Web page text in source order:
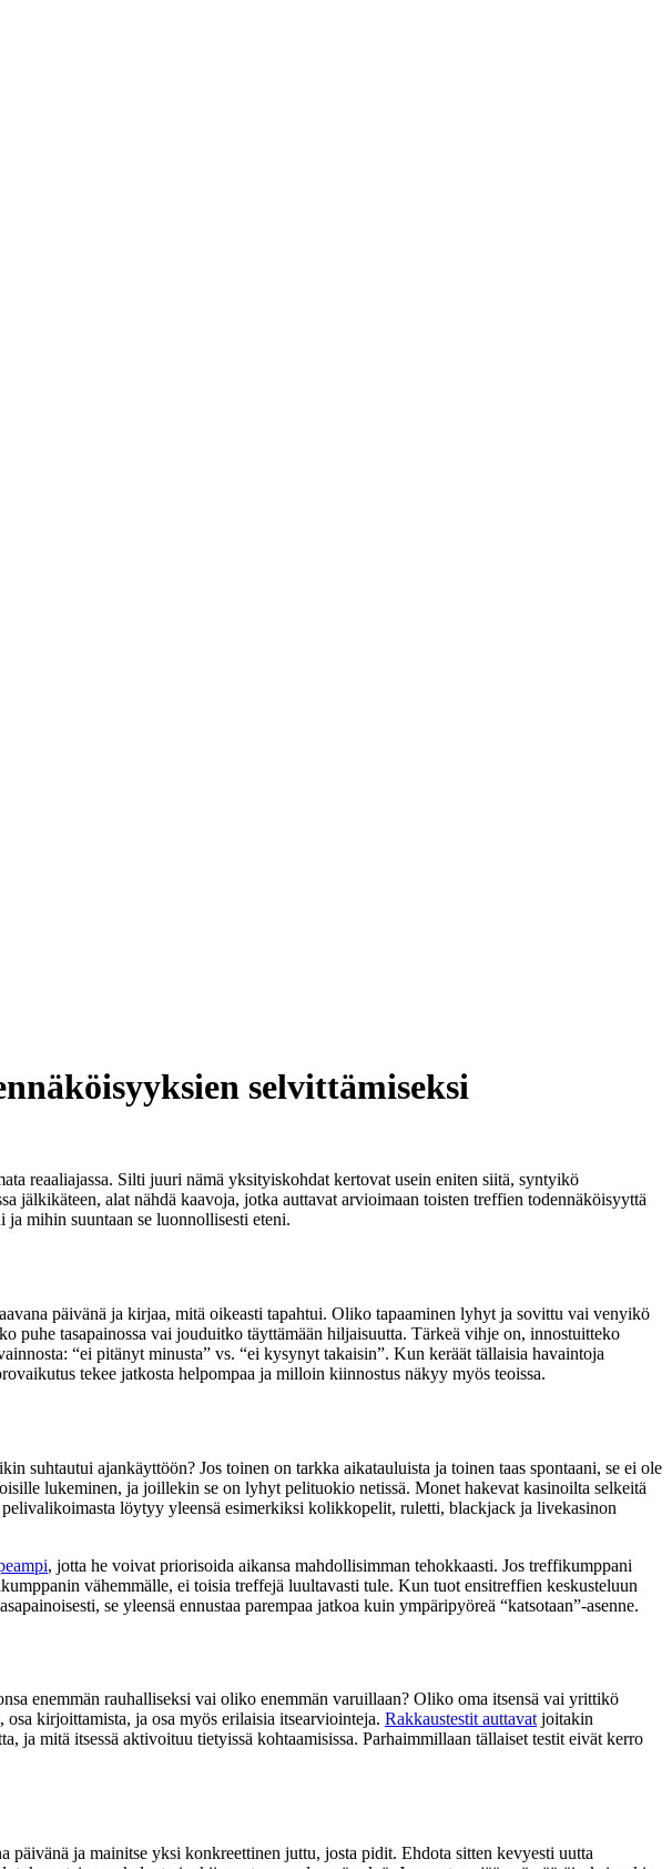
selvittämiseksi
reaaliajassa. Silti juuri nämä yksityiskohdat kertovat usein eniten siitä, syntyikö
alat nähdä kaavoja, jotka auttavat arvioimaan toisten treffien todennäköisyyttä
mihin suuntaan se luonnollisesti eteni.
päivänä ja kirjaa, mitä oikeasti tapahtui. Oliko tapaaminen lyhyt ja sovittu vai venyikö
puhe tasapainossa vai jouduitko täyttämään hiljaisuutta. Tärkeä vihje on, innostuitteko
“ei pitänyt minusta” vs. “ei kysynyt takaisin”. Kun keräät tällaisia havaintoja
tekee jatkosta helpompaa ja milloin kiinnostus näkyy myös teoissa.
ajankäyttöön? Jos toinen on tarkka aikatauluista ja toinen taas spontaani, se ei ole
lukeminen, ja joillekin se on lyhyt pelituokio netissä. Monet hakevat kasinoilta selkeitä
löytyy yleensä esimerkiksi kolikkopelit, ruletti, blackjack ja livekasinon
, jotta he voivat priorisoida aikansa mahdollisimman tehokkaasti. Jos treffikumppani
vähemmälle, ei toisia treffejä luultavasti tule. Kun tuot ensitreffien keskusteluun
se yleensä ennustaa parempaa jatkoa kuin ympäripyöreä “katsotaan”-asenne.
enemmän rauhalliseksi vai oliko enemmän varuillaan? Oliko oma itsensä vai yrittikö
kirjoittamista, ja osa myös erilaisia itsearviointeja. Rakkaustestit auttavat joitakin
ja mitä itsessä aktivoituu tietyissä kohtaamisissa. Parhaimmillaan tällaiset testit eivät kerro
ja mainitse yksi konkreettinen juttu, josta pidit. Ehdota sitten kevyesti uutta